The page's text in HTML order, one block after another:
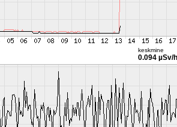
keskmine
0.094 µSv/h